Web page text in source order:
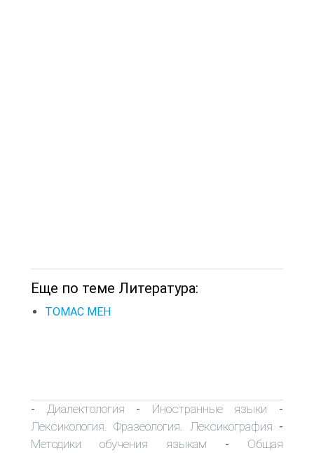
Еще по теме Литература:
ТОМАС МЕН
- Диалектология - Иностранные языки -
Лексикология. Фразеология. Лексикография -
Методики обучения языкам - Общая